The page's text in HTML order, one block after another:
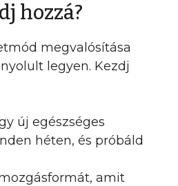
hozzá?
megvalósítása
legyen. Kezdj
új egészséges
héten, és próbáld
amit